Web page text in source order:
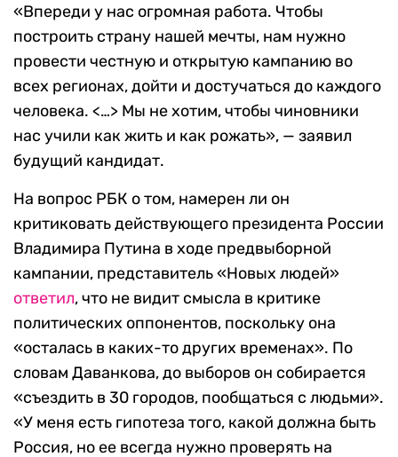
«Впереди у нас огромная работа. Чтобы
построить страну нашей мечты, нам нужно
провести честную и открытую кампанию во
всех регионах, дойти и достучаться до каждого
человека. <…> Мы не хотим, чтобы чиновники
нас учили как жить и как рожать», — заявил
будущий кандидат.
На вопрос РБК о том, намерен ли он
критиковать действующего президента России
Владимира Путина в ходе предвыборной
кампании, представитель «Новых людей»
ответил, что не видит смысла в критике
политических оппонентов, поскольку она
«осталась в каких-то других временах». По
словам Даванкова, до выборов он собирается
«съездить в 30 городов, пообщаться с людьми».
«У меня есть гипотеза того, какой должна быть
Россия, но ее всегда нужно проверять на